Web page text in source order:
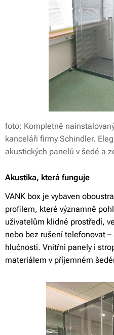
foto: Kompletně
kanceláři firmy Schindler.
akustických panelů v šedé a
Akustika, která funguje
VANK box je vybaven
profilem, které významně
uživatelům klidné prostředí,
nebo bez rušení telefonovat
hlučností. Vnitřní panely i
materiálem v příjemném